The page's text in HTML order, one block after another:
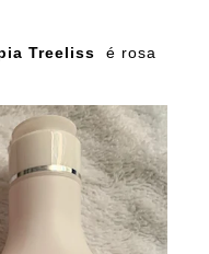
Treeliss
é rosa